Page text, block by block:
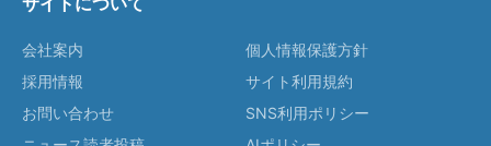
会社案内
採用情報
お問い合わせ
個人情報保護方針
サイト利用規約
SNS利用ポリシー